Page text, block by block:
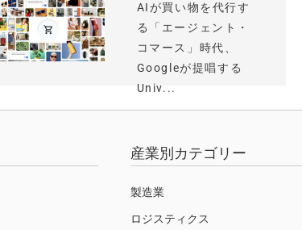
AIが買い物を代行す
る「エージェント・
コマース」時代、
Googleが提唱する
Univ...
産業別カテゴリー
製造業
ロジスティクス